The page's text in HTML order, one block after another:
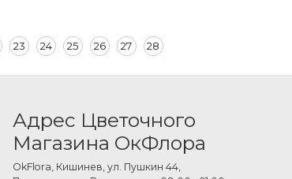
23 24 25 26 27 28
Адрес Цветочного
Магазина ОкФлора
OkFlora, Кишинев, ул. Пушкин 44,